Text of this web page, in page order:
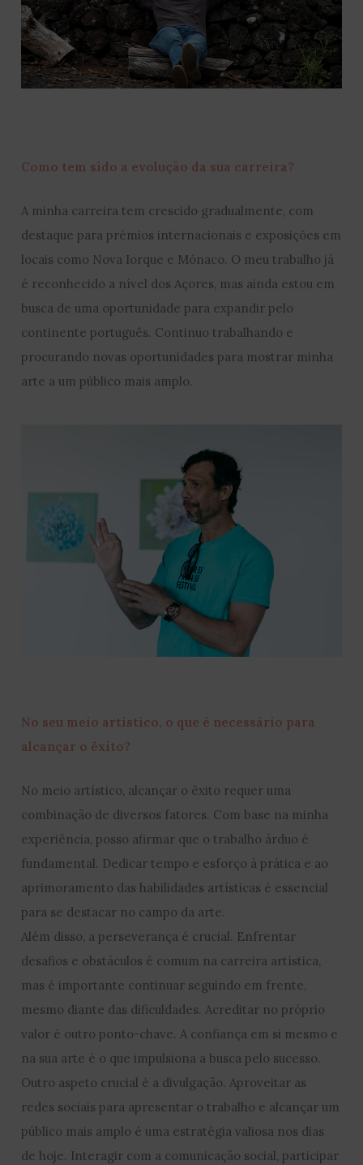
Como tem sido a evolução da sua carreira?
A minha carreira tem crescido gradualmente, com
destaque para prémios internacionais e exposições em
locais como Nova Iorque e Mónaco. O meu trabalho já
é reconhecido a nível dos Açores, mas ainda estou em
busca de uma oportunidade para expandir pelo
continente português. Continuo trabalhando e
procurando novas oportunidades para mostrar minha
arte a um público mais amplo.
No seu meio artístico, o que é necessário para
alcançar o êxito?
No meio artístico, alcançar o êxito requer uma
combinação de diversos fatores. Com base na minha
experiência, posso afirmar que o trabalho árduo é
fundamental. Dedicar tempo e esforço à prática e ao
aprimoramento das habilidades artísticas é essencial
para se destacar no campo da arte.
Além disso, a perseverança é crucial. Enfrentar
desafios e obstáculos é comum na carreira artística,
mas é importante continuar seguindo em frente,
mesmo diante das dificuldades. Acreditar no próprio
valor é outro ponto-chave. A confiança em si mesmo e
na sua arte é o que impulsiona a busca pelo sucesso.
Outro aspeto crucial é a divulgação. Aproveitar as
redes sociais para apresentar o trabalho e alcançar um
público mais amplo é uma estratégia valiosa nos dias
de hoje. Interagir com a comunicação social, participar